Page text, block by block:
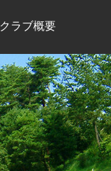
クラブ概要